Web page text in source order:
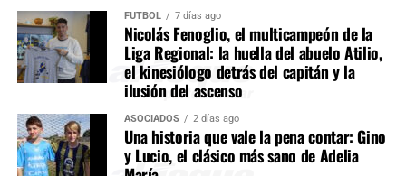
FÚTBOL 7 días ago
Nicolás Fenoglio, el multicampeón de la
Liga Regional: la huella del abuelo Atilio,
el kinesiólogo detrás del capitán y la
ilusión del ascenso
ASOCIADOS 2 días ago
Una historia que vale la pena contar: Gino
y Lucio, el clásico más sano de Adelia